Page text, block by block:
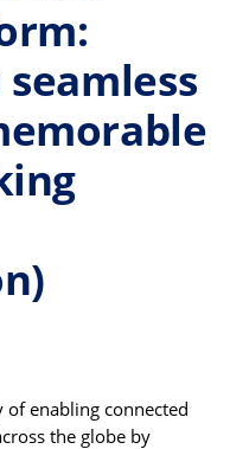
enabling connected
the globe by